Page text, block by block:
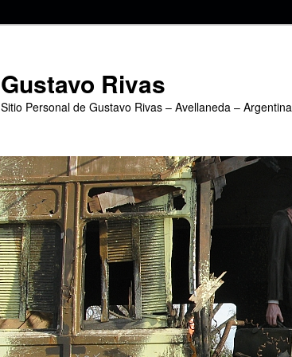
Gustavo Rivas
Sitio Personal de Gustavo Rivas – Avellaneda – Argentina